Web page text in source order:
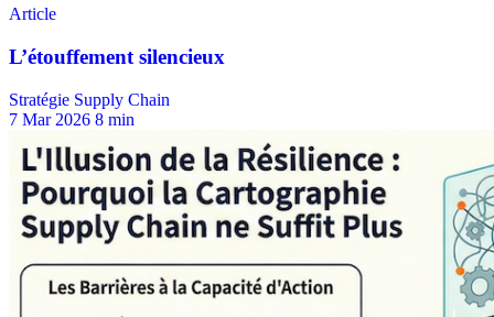
Stratégie Supply Chain
7 Mar 2026 8 min